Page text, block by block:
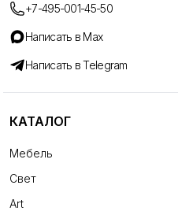
+7-495-001-45-50
Написать в Max
Написать в Telegram
КАТАЛОГ
Мебель
Свет
Art